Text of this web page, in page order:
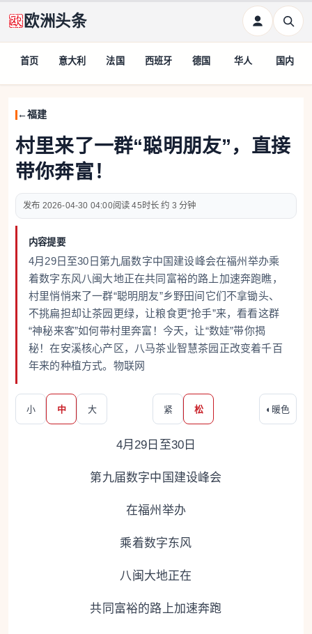
欧洲头条
首页 意大利 法国 西班牙 德国 华人 国内
福建
村里来了一群“聪明朋友”，直接
带你奔富！
2026-04-30 04:00 45 约 3 分钟
内容提要
4月29日至30日第九届数字中国建设峰会在福州举办乘
着数字东风八闽大地正在共同富裕的路上加速奔跑瞧，
村里悄悄来了一群“聪明朋友”乡野田间它们不拿锄头、
不挑扁担却让茶园更绿，让粮食更“抢手”来，看看这群
“神秘来客”如何带村里奔富！今天，让“数娃”带你揭
秘！在安溪核心产区，八马茶业智慧茶园正改变着千百
年来的种植方式。物联网
小 中 大 紧 松 ◐ 暖色
4月29日至30日
第九届数字中国建设峰会
在福州举办
乘着数字东风
八闽大地正在
共同富裕的路上加速奔跑